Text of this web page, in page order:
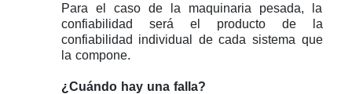
Para el caso de la maquinaria pesada, la
confiabilidad será el producto de la
confiabilidad individual de cada sistema que
la compone.
¿Cuándo hay una falla?